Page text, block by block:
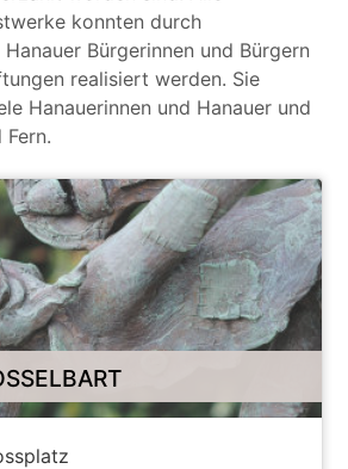
konnten durch
Bürgerinnen und Bürgern
realisiert werden. Sie
Hanauerinnen und Hanauer und
Fern.